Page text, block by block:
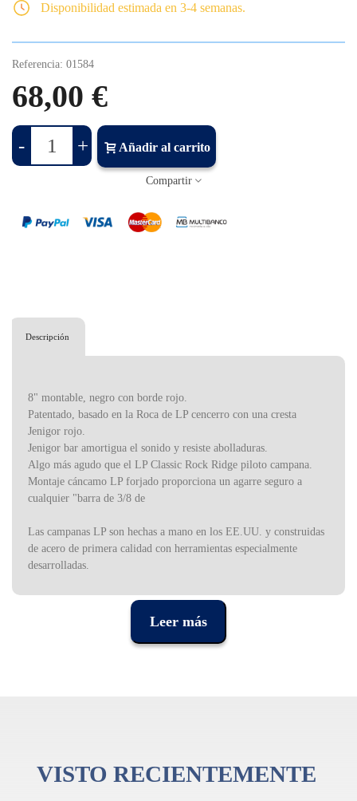
Disponibilidad estimada en 3-4 semanas.
Referencia: 01584
68,00 €
- + Añadir al carrito
Compartir
Descripción
8" montable, negro con borde rojo.
Patentado, basado en la Roca de LP cencerro con una cresta
Jenigor rojo.
Jenigor bar amortigua el sonido y resiste abolladuras.
Algo más agudo que el LP Classic Rock Ridge piloto campana.
Montaje cáncamo LP forjado proporciona un agarre seguro a
cualquier "barra de 3/8 de
Las campanas LP son hechas a mano en los EE.UU. y construidas
de acero de primera calidad con herramientas especialmente
desarrolladas.
consistencia del espesor del metal, la durabilidad de la
construcción y la posición exacta de las soldaduras. Esto asegura
consistente, generación tras generación.
Leer más
VISTO RECIENTEMENTE